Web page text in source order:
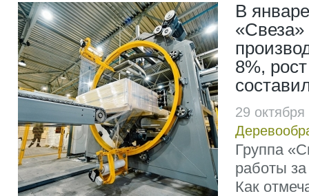
В
8%,
29
Группа
работы
Как